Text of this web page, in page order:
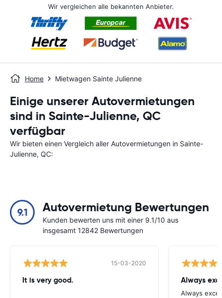
Wir vergleichen alle bekannten Anbieter.
Home Mietwagen Sainte Julienne
Einige unserer Autovermietungen
sind in Sainte-Julienne, QC
verfügbar
Wir bieten einen Vergleich aller Autovermietungen in Sainte-
Julienne, QC:
9.1 Autovermietung Bewertungen
Kunden bewerten uns mit einer 9.1/10 aus
insgesamt 12842 Bewertungen
15-03-2020
It is very good. Always
Always